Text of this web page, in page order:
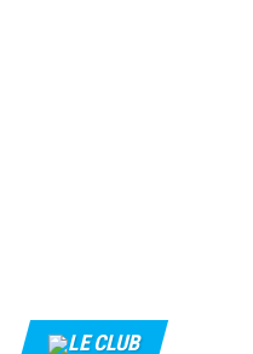
LE CLUB